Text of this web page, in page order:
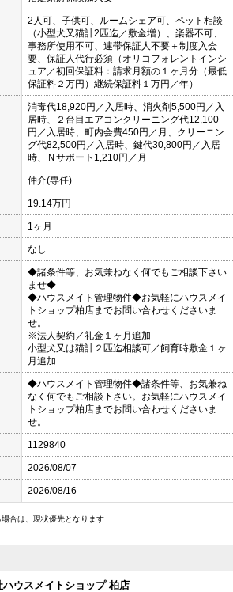
2人可、子供可、ルームシェア可、ペット相談
（小型犬又猫計2匹迄／敷金増）、楽器不可、
事務所使用不可、連帯保証人不要＋制度入会
要、保証人代行必須（オリコフォレントインシ
ュア／初回保証料：請求月額の１ヶ月分（最低
保証料２万円）継続保証料１万円／年）
消毒代18,920円／入居時、消火剤5,500円／入
居時、２台目エアコンクリーニング代12,100
円／入居時、町内会費450円／月、クリーニン
グ代82,500円／入居時、鍵代30,800円／入居
時、Ｎサポート1,210円／月
仲介(専任)
19.14万円
1ヶ月
なし
◆諸条件等、お気兼ねなく何でもご相談下さい
ませ◆
◆ハウスメイト管理物件◆お気軽にハウスメイ
トショップ柏店までお問い合わせくださいま
せ。
※法人契約／礼金１ヶ月追加
小型犬又は猫計２匹迄相談可／飼育時敷金１ヶ
月追加
◆ハウスメイト管理物件◆諸条件等、お気兼ね
なく何でもご相談下さい。お気軽にハウスメイ
トショップ柏店までお問い合わせくださいま
せ。
1129840
2026/08/07
2026/08/16
合は、現状優先となります
ハウスメイトショップ 柏店